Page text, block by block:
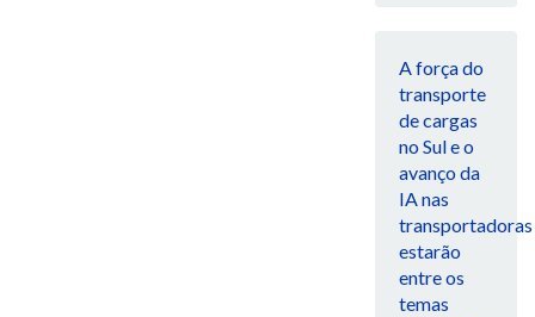
A força do
transporte
de cargas
no Sul e o
avanço da
IA nas
transportadoras
estarão
entre os
temas